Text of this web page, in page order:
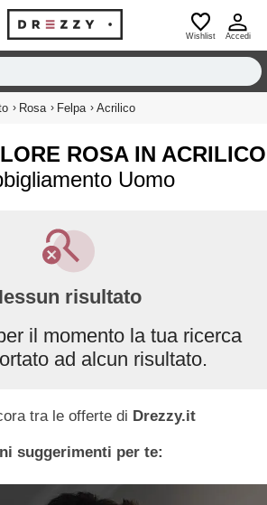
Wishlist Accedi
› Rosa › Felpa › Acrilico
ROSA IN ACRILICO
Uomo
risultato
il momento la tua ricerca
ad alcun risultato.
tra le offerte di Drezzy.it
suggerimenti per te: